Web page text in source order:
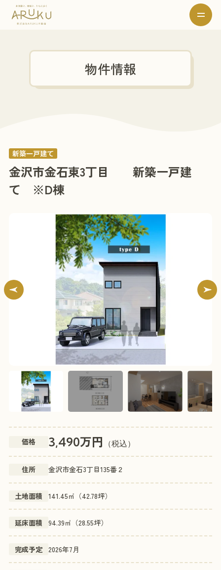
物件情報
新築一戸建て
金沢市金石東3丁目 新築一戸建
て ※D棟
価格 3,490万円 （税込）
住所 金沢市金石3丁目135番２
土地面積 141.45㎡（42.78坪）
延床面積 94.39㎡（28.55坪）
完成予定 2026年7月